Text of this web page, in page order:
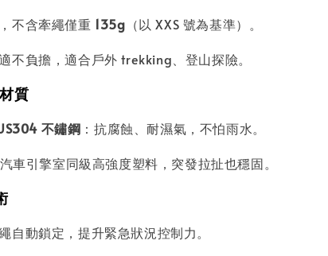
不含牽繩僅重 135g （以 XXS 號為基準）。
不負擔，適合戶外 trekking、登山探險。
質
不鏽鋼 ：抗腐蝕、耐濕氣，不怕雨水。
汽車引擎室同級高強度塑料，突發拉扯也穩固。
自動鎖定，提升緊急狀況控制力。